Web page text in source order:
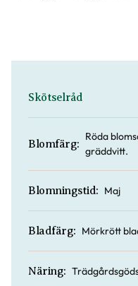
Skötselråd
Blomfärg:
Röda
gräddvitt.
Blomningstid: Maj
Bladfärg: Mörkrött
Näring: